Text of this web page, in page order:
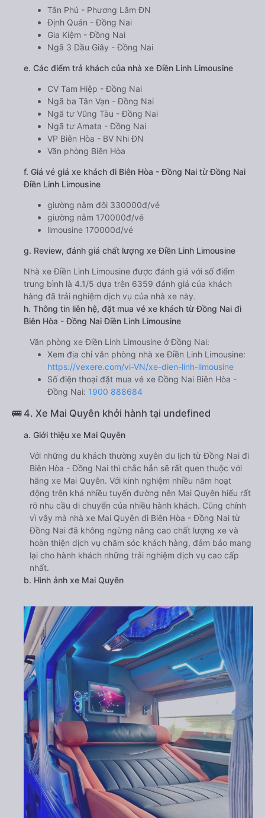
Tân Phú - Phương Lâm ĐN
Định Quán - Đồng Nai
Gia Kiệm - Đồng Nai
Ngã 3 Dầu Giây - Đồng Nai
e. Các điểm trả khách của nhà xe Điền Linh Limousine
CV Tam Hiệp - Đồng Nai
Ngã ba Tân Vạn - Đồng Nai
Ngã tư Vũng Tàu - Đồng Nai
Ngã tư Amata - Đồng Nai
VP Biên Hòa - BV Nhi ĐN
Văn phòng Biên Hòa
f. Giá vé giá xe khách đi Biên Hòa - Đồng Nai từ Đồng Nai
Điền Linh Limousine
giường nằm đôi 330000đ/vé
giường nằm 170000đ/vé
limousine 170000đ/vé
g. Review, đánh giá chất lượng xe Điền Linh Limousine
Nhà xe Điền Linh Limousine được đánh giá với số điểm
trung bình là 4.1/5 dựa trên 6359 đánh giá của khách
hàng đã trải nghiệm dịch vụ của nhà xe này.
h. Thông tin liên hệ, đặt mua vé xe khách từ Đồng Nai đi
Biên Hòa - Đồng Nai Điền Linh Limousine
Văn phòng xe Điền Linh Limousine ở Đồng Nai:
Xem địa chỉ văn phòng nhà xe Điền Linh Limousine:
https://vexere.com/vi-VN/xe-dien-linh-limousine
Số điện thoại đặt mua vé xe Đồng Nai Biên Hòa -
Đồng Nai: 1900 888684
🚌 4. Xe Mai Quyên khởi hành tại undefined
a. Giới thiệu xe Mai Quyên
Với những du khách thường xuyên du lịch từ Đồng Nai đi
Biên Hòa - Đồng Nai thì chắc hẳn sẽ rất quen thuộc với
hãng xe Mai Quyên. Với kinh nghiệm nhiều năm hoạt
động trên khá nhiều tuyến đường nên Mai Quyên hiểu rất
rõ nhu cầu di chuyển của nhiều hành khách. Cũng chính
vì vậy mà nhà xe Mai Quyên đi Biên Hòa - Đồng Nai từ
Đồng Nai đã không ngừng nâng cao chất lượng xe và
hoàn thiện dịch vụ chăm sóc khách hàng, đảm bảo mang
lại cho hành khách những trải nghiệm dịch vụ cao cấp
nhất.
b. Hình ảnh xe Mai Quyên